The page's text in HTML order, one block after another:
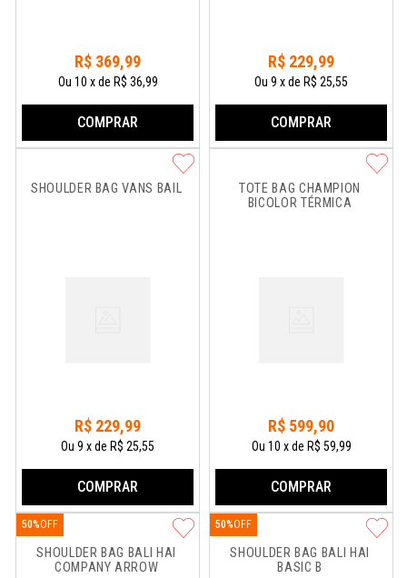
R$ 369,99
Ou 10 xde R$ 36,99
COMPRAR
R$ 229,99
Ou9 xde R$ 25,55
COMPRAR
SHOULDER BAG VANS BAIL
R$ 229,99
Ou9 xde R$ 25,55
COMPRAR
TOTE BAG CHAMPION
BICOLOR TÉRMICA
R$ 599,90
Ou 10 xde R$ 59,99
COMPRAR
SHOULDER BAG BALI HAI
COMPANY ARROW
50%
SHOULDER BAG BALI HAI
BASIC B
50%